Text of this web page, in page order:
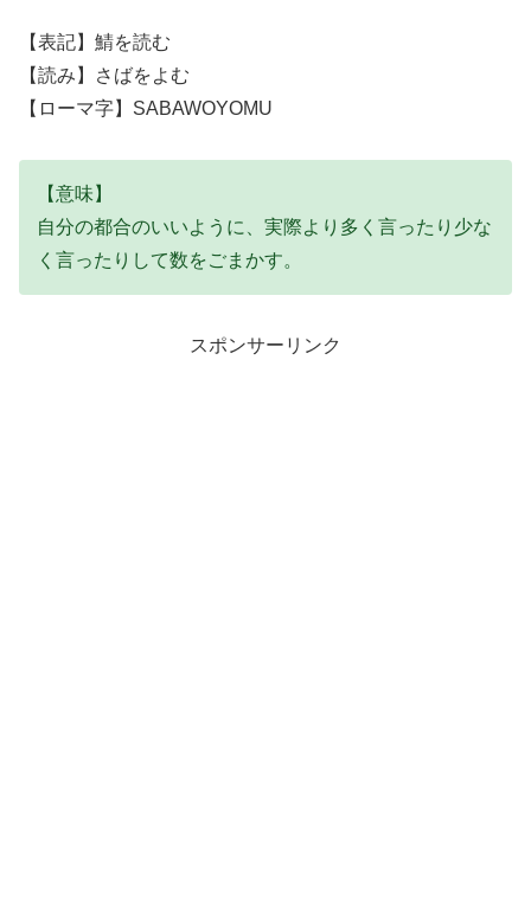
【表記】鯖を読む
【読み】さばをよむ
【ローマ字】SABAWOYOMU
【意味】
自分の都合のいいように、実際より多く言ったり少な
く言ったりして数をごまかす。
スポンサーリンク